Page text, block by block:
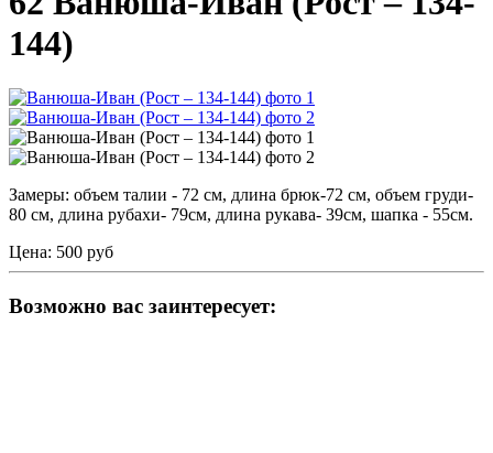
144)
Замеры: объем талии - 72 см, длина брюк-72 см, объем груди-
80 см, длина рубахи- 79см, длина рукава- 39см, шапка - 55см.
Цена: 500 руб
Возможно вас заинтересует: